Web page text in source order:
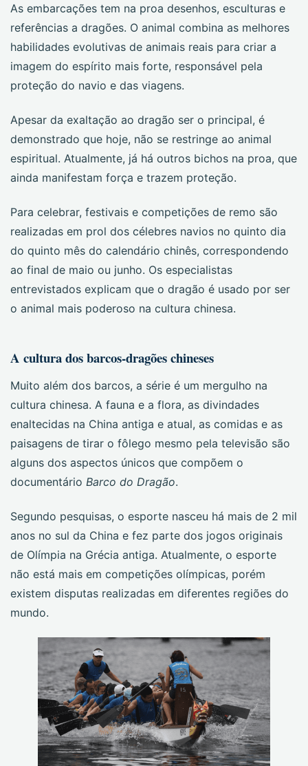
As embarcações tem na proa desenhos, esculturas e
referências a dragões. O animal combina as melhores
habilidades evolutivas de animais reais para criar a
imagem do espírito mais forte, responsável pela
proteção do navio e das viagens.
Apesar da exaltação ao dragão ser o principal, é
demonstrado que hoje, não se restringe ao animal
espiritual. Atualmente, já há outros bichos na proa, que
ainda manifestam força e trazem proteção.
Para celebrar, festivais e competições de remo são
realizadas em prol dos célebres navios no quinto dia
do quinto mês do calendário chinês, correspondendo
ao final de maio ou junho. Os especialistas
entrevistados explicam que o dragão é usado por ser
o animal mais poderoso na cultura chinesa.
A cultura dos barcos-dragões chineses
Muito além dos barcos, a série é um mergulho na
cultura chinesa. A fauna e a flora, as divindades
enaltecidas na China antiga e atual, as comidas e as
paisagens de tirar o fôlego mesmo pela televisão são
alguns dos aspectos únicos que compõem o
documentário Barco do Dragão.
Segundo pesquisas, o esporte nasceu há mais de 2 mil
anos no sul da China e fez parte dos jogos originais
de Olímpia na Grécia antiga. Atualmente, o esporte
não está mais em competições olímpicas, porém
existem disputas realizadas em diferentes regiões do
mundo.